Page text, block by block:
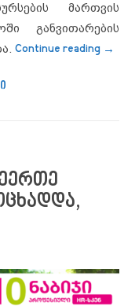
მართვის
განვითარების
Continue reading →